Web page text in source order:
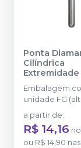
Ponta
Cilíndrica
Extremidade
- KG
Embalagem
unidade FG
rotação).
a partir de:
R$ 14,16 no
ou R$ 14,90